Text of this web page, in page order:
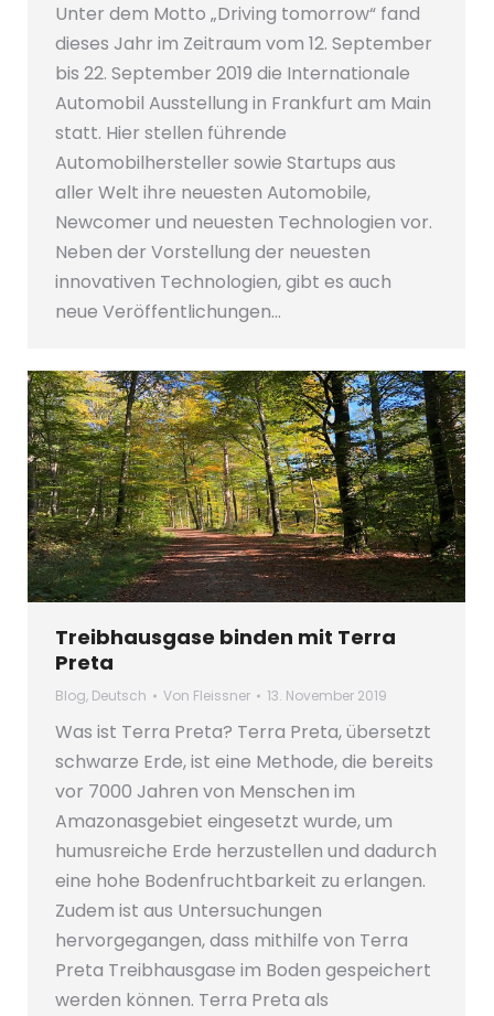
Unter dem Motto „Driving tomorrow“ fand
dieses Jahr im Zeitraum vom 12. September
bis 22. September 2019 die Internationale
Automobil Ausstellung in Frankfurt am Main
statt. Hier stellen führende
Automobilhersteller sowie Startups aus
aller Welt ihre neuesten Automobile,
Newcomer und neuesten Technologien vor.
Neben der Vorstellung der neuesten
innovativen Technologien, gibt es auch
neue Veröffentlichungen…
Treibhausgase binden mit Terra
Preta
Blog, Deutsch Von Fleissner 13. November 2019
Was ist Terra Preta? Terra Preta, übersetzt
schwarze Erde, ist eine Methode, die bereits
vor 7000 Jahren von Menschen im
Amazonasgebiet eingesetzt wurde, um
humusreiche Erde herzustellen und dadurch
eine hohe Bodenfruchtbarkeit zu erlangen.
Zudem ist aus Untersuchungen
hervorgegangen, dass mithilfe von Terra
Preta Treibhausgase im Boden gespeichert
werden können. Terra Preta als